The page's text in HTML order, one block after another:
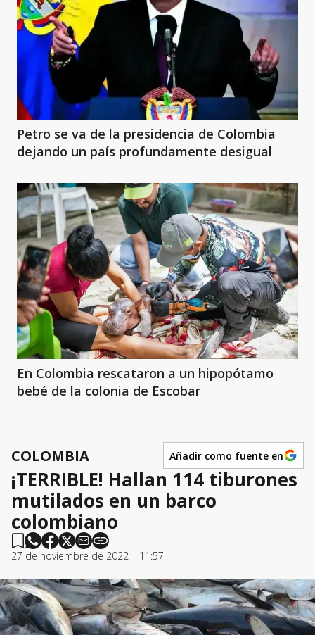
Petro se va de la presidencia de Colombia
dejando un país profundamente desigual
En Colombia rescataron a un hipopótamo
bebé de la colonia de Escobar
COLOMBIA Añadir como fuente en
¡TERRIBLE! Hallan 114 tiburones
mutilados en un barco
colombiano
27 de noviembre de 2022 | 11:57